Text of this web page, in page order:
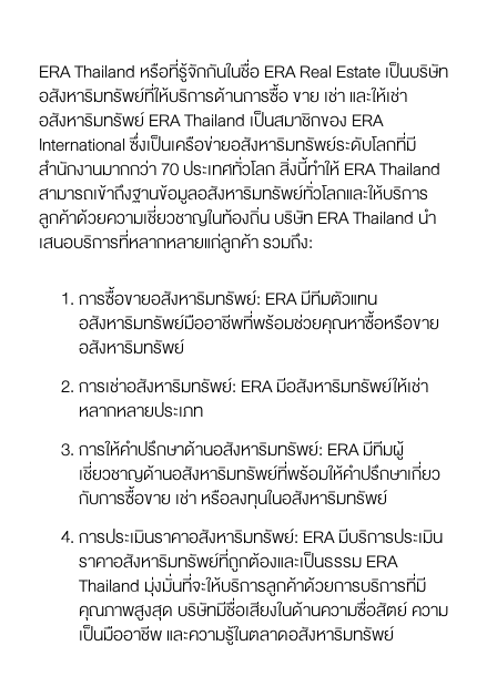
ERA Thailand หรือที่รู้จักกันในชื่อ ERA Real Estate เป็นบริษัท
อสังหาริมทรัพย์ที่ให้บริการด้านการซื้อ ขาย เช่า และให้เช่า
อสังหาริมทรัพย์ ERA Thailand เป็นสมาชิกของ ERA
International ซึ่งเป็นเครือข่ายอสังหาริมทรัพย์ระดับโลกที่มี
สำนักงานมากกว่า 70 ประเทศทั่วโลก สิ่งนี้ทำให้ ERA Thailand
สามารถเข้าถึงฐานข้อมูลอสังหาริมทรัพย์ทั่วโลกและให้บริการ
ลูกค้าด้วยความเชี่ยวชาญในท้องถิ่น บริษัท ERA Thailand นำ
เสนอบริการที่หลากหลายแก่ลูกค้า รวมถึง:
การซื้อขายอสังหาริมทรัพย์: ERA มีทีมตัวแทน
อสังหาริมทรัพย์มืออาชีพที่พร้อมช่วยคุณหาซื้อหรือขาย
อสังหาริมทรัพย์
การเช่าอสังหาริมทรัพย์: ERA มีอสังหาริมทรัพย์ให้เช่า
หลากหลายประเภท
การให้คำปรึกษาด้านอสังหาริมทรัพย์: ERA มีทีมผู้
เชี่ยวชาญด้านอสังหาริมทรัพย์ที่พร้อมให้คำปรึกษาเกี่ยว
กับการซื้อขาย เช่า หรือลงทุนในอสังหาริมทรัพย์
การประเมินราคาอสังหาริมทรัพย์: ERA มีบริการประเมิน
ราคาอสังหาริมทรัพย์ที่ถูกต้องและเป็นธรรม ERA
Thailand มุ่งมั่นที่จะให้บริการลูกค้าด้วยการบริการที่มี
คุณภาพสูงสุด บริษัทมีชื่อเสียงในด้านความซื่อสัตย์ ความ
เป็นมืออาชีพ และความรู้ในตลาดอสังหาริมทรัพย์